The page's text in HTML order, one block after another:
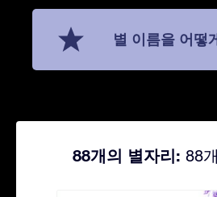
별 이름을 어떻
88개의 별자리: 88